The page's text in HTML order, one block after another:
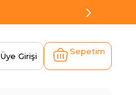
Üye Girişi Sepetim